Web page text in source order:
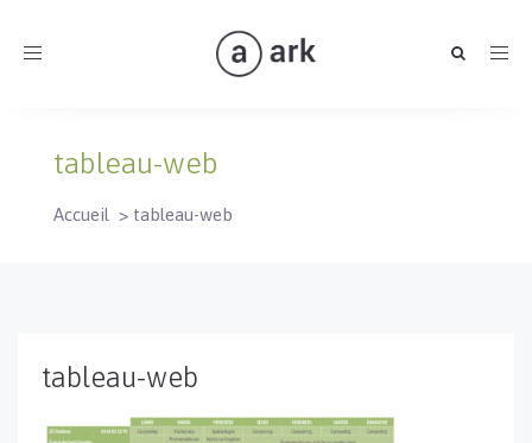
Toggle
tableau-web
Accueil > tableau-web
tableau-web